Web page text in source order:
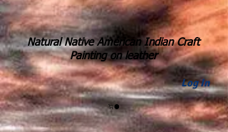
Natural Native Américan Indian Craft
Painting on leather
Log In